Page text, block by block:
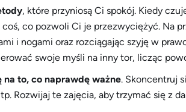
, które przyniosą Ci spokój. Kiedy
co pozwoli Ci je przezwyciężyć. Na
i nogami oraz rozciągając szyję w
swoje myśli na inny tor, licząc
na to, co naprawdę ważne. Skoncentruj
Rozwijaj te zajęcia, aby trzymać się z